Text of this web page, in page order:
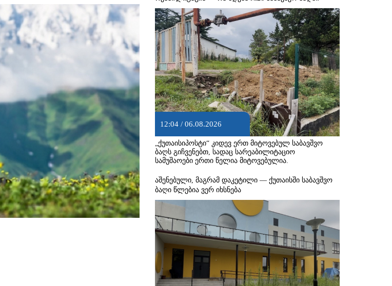
12:04 / 06.08.2026
„ქუთაისიპოსტი“ კიდევ ერთ მიტოვებულ საბავშვო
ბაღს გიჩვენებთ, სადაც სარეაბილიტაციო
სამუშაოები ერთი წელია მიტოვებულია.
აშენებული, მაგრამ დაკეტილი — ქუთაისში საბავშვო
ბაღი წლებია ვერ იხსნება